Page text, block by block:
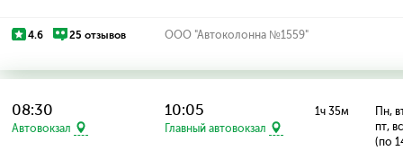
4.6 25 отзывов ООО "Автоколонна №1559"
08:30
Автовокзал
10:05
Главный автовокзал
1ч 35м
Пн,
пт,
(по